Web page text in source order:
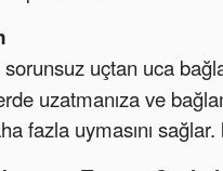
sorunsuz uçtan uca
uzatmanıza ve
fazla uymasını sağlar.